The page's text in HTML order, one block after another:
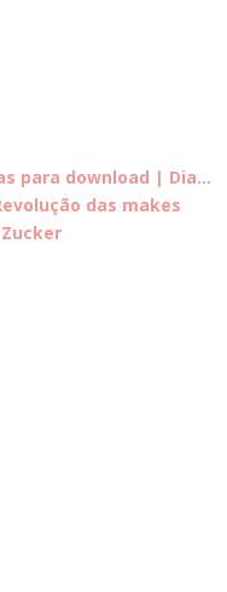
para download | Dia...
das makes